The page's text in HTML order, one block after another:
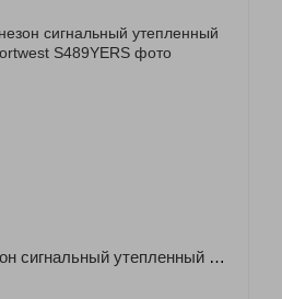
Полукомбинезон сигнальный утепленный S489 Portwest